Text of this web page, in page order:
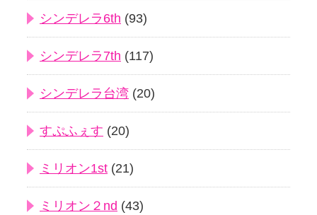
シンデレラ6th (93)
シンデレラ7th (117)
シンデレラ台湾 (20)
すぷふぇす (20)
ミリオン1st (21)
ミリオン２nd (43)